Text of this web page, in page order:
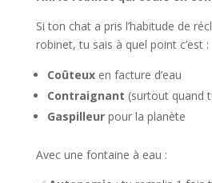
Si ton chat a pris l’habitude de
robinet, tu sais à quel point c’est :
Coûteuxen facture d’eau
Contraignant (surtout quand
Gaspilleurpour la planète
Avec une fontaine à eau :